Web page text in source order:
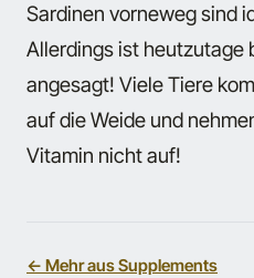
Sardinen vorneweg sind
Allerdings ist heutzutage
angesagt! Viele Tiere
auf die Weide und
Vitamin nicht auf!
← Mehr aus Supplements